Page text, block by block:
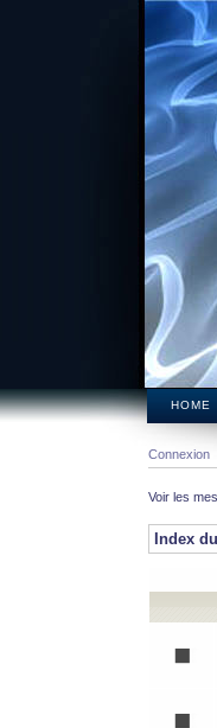
HOME
Connexion
Voir les
Index